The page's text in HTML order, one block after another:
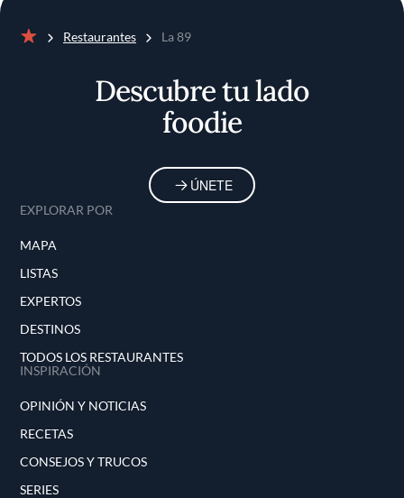
Restaurantes La 89
Descubre tu lado
foodie
ÚNETE
EXPLORAR POR
MAPA
LISTAS
EXPERTOS
DESTINOS
TODOS LOS RESTAURANTES
INSPIRACIÓN
OPINIÓN Y NOTICIAS
RECETAS
CONSEJOS Y TRUCOS
SERIES